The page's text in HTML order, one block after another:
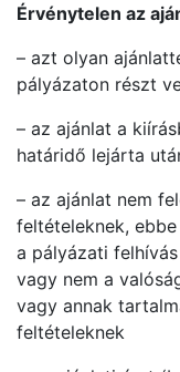
Érvénytelen az
– azt olyan
pályázaton részt
– az ajánlat a
határidő lejárta
– az ajánlat nem
feltételeknek,
a pályázati
vagy nem a
vagy annak
feltételeknek